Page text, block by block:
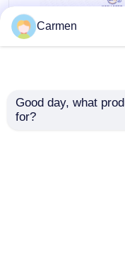
フォードF350 F250
F150の探険
F6TZ6268AAのた
8*122L
VVTのタイミングの
ェーン キット
ベストプライ
Carmen
Good day, what
for?